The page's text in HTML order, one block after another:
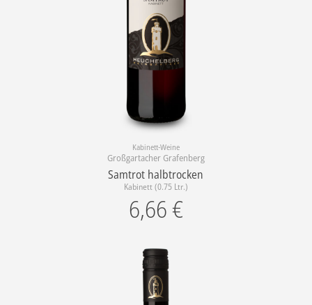
Kabinett-Weine
Großgartacher Grafenberg
Samtrot halbtrocken
Kabinett (0.75 Ltr.)
6,66 €